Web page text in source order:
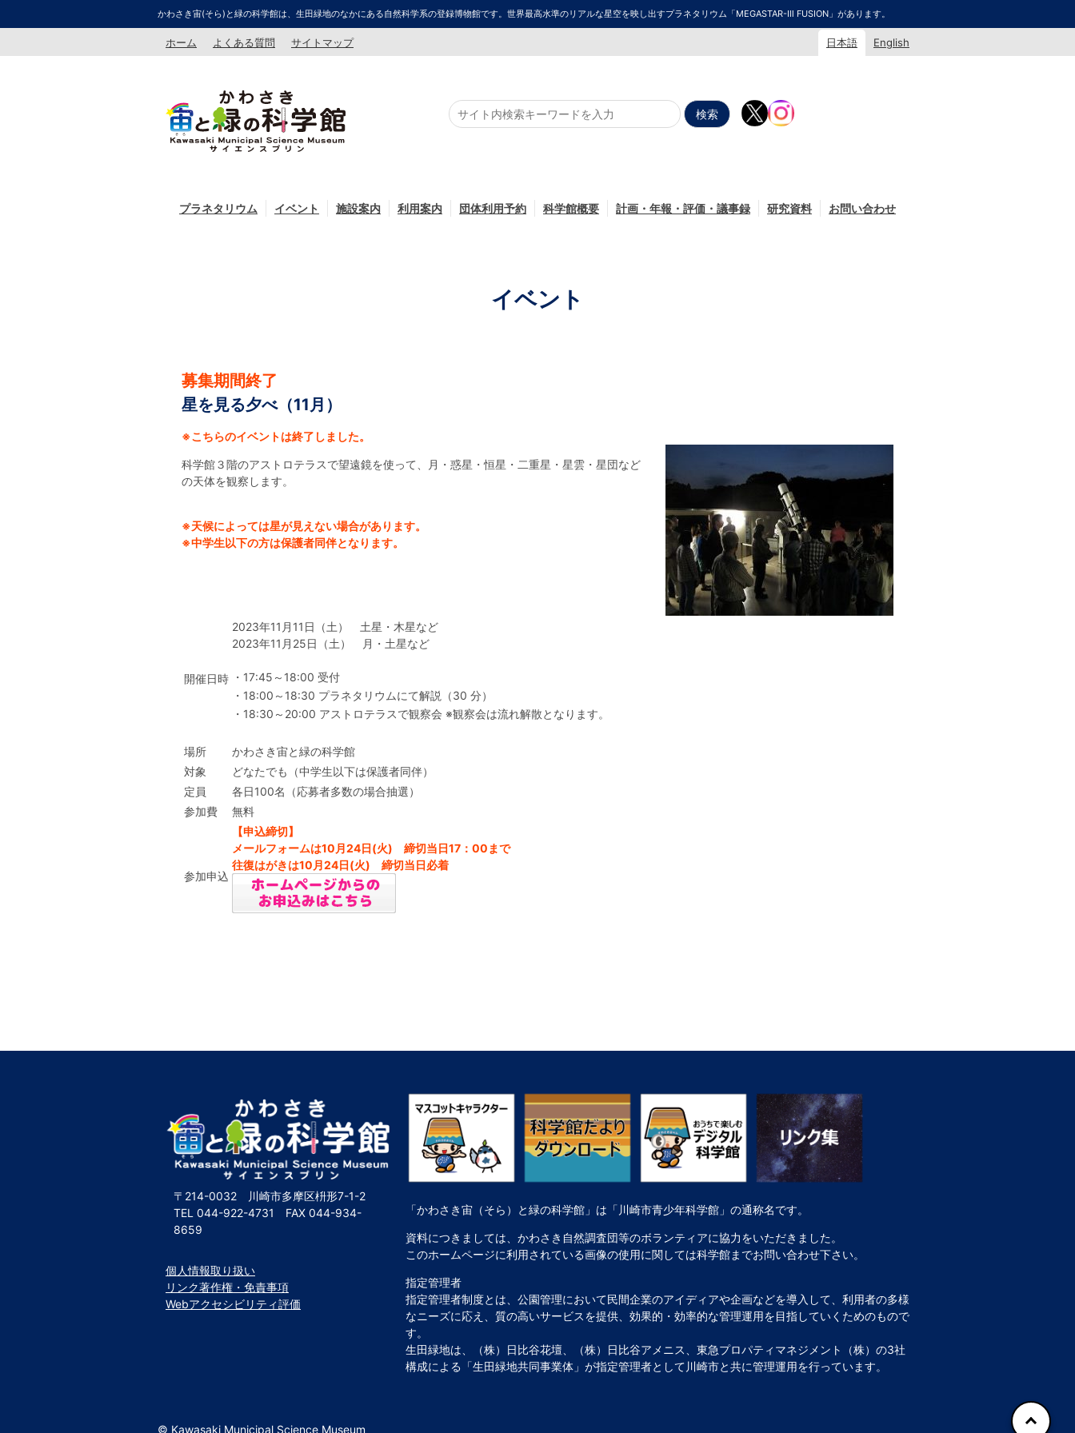
かわさき宙(そら)と緑の科学館は、生田緑地のなかにある自然科学系の登録博物館です。世界最高水準のリアルな星空を映し出すプラネタリウム「MEGASTAR-Ⅲ FUSION」があります。
ホーム よくある質問 サイトマップ 日本語 English
プラネタリウム イベント 施設案内 利用案内 団体利用予約 科学館概要 計画・年報・評価・議事録 研究資料 お問い合わせ
イベント
募集期間終了
星を見る夕べ（11月）
※こちらのイベントは終了しました。
科学館３階のアストロテラスで望遠鏡を使って、月・惑星・恒星・二重星・星雲・星団など
の天体を観察します。
※天候によっては星が見えない場合があります。
※中学生以下の方は保護者同伴となります。
開催日時
2023年11月11日（土） 土星・木星など
2023年11月25日（土） 月・土星など
17:45～18:00 受付
18:00～18:30 プラネタリウムにて解説（30 分）
18:30～20:00 アストロテラスで観察会 ※観察会は流れ解散となります。
場所
かわさき宙と緑の科学館
対象
どなたでも（中学生以下は保護者同伴）
定員
各日100名（応募者多数の場合抽選）
参加費
無料
参加申込
【申込締切】
メールフォームは10月24日(火) 締切当日17：00まで
往復はがきは10月24日(火) 締切当日必着
〒214-0032 川崎市多摩区枡形7-1-2
TEL 044-922-4731 FAX 044-934-
8659
個人情報取り扱い
リンク著作権・免責事項
Webアクセシビリティ評価
「かわさき宙（そら）と緑の科学館」は「川崎市青少年科学館」の通称名です。
資料につきましては、かわさき自然調査団等のボランティアに協力をいただきました。
このホームページに利用されている画像の使用に関しては科学館までお問い合わせ下さい。
指定管理者
指定管理者制度とは、公園管理において民間企業のアイディアや企画などを導入して、利用者の多様
なニーズに応え、質の高いサービスを提供、効果的・効率的な管理運用を目指していくためのもので
す。
生田緑地は、（株）日比谷花壇、（株）日比谷アメニス、東急プロパティマネジメント（株）の3社
構成による「生田緑地共同事業体」が指定管理者として川崎市と共に管理運用を行っています。
© Kawasaki Municipal Science Museum